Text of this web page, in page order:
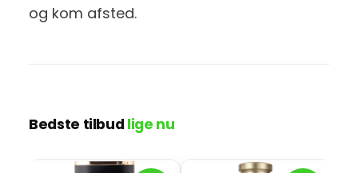
og kom afsted.
Bedste tilbud lige nu